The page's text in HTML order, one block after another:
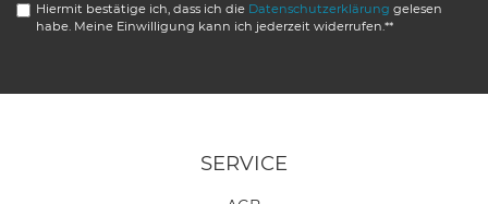
Hiermit bestätige ich, dass ich die Daten­schutz­erklärung gelesen
habe. Meine Einwilligung kann ich jederzeit widerrufen.**
SERVICE